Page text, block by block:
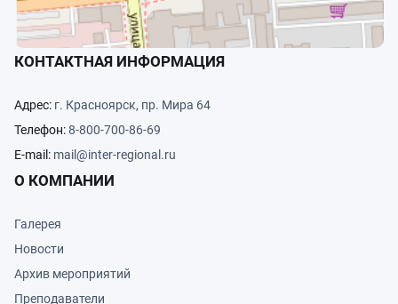
КОНТАКТНАЯ ИНФОРМАЦИЯ
Адрес: г. Красноярск, пр. Мира 64
Телефон:8-800-700-86-69
E-mail: mail@inter-regional.ru
О КОМПАНИИ
Галерея
Новости
Архив мероприятий
Преподаватели